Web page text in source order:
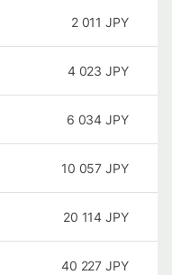
2 011 JPY
4 023 JPY
6 034 JPY
10 057 JPY
20 114 JPY
40 227 JPY